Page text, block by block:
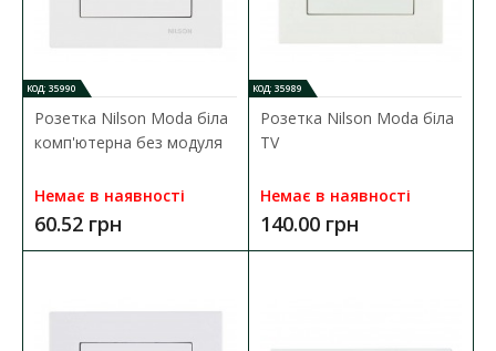
Вимикач Nilson Moda білий 1кл з підсвіткою
Наявність: Немає в наявності
Вимикач Nilson Moda встановлюється в мережу зі змінною
36.38 грн
КОД: 35990
Розетка Nilson Moda біла
комп'ютерна без модуля
Немає в наявності
60.52 грн
КОД: 35989
Розетка Nilson Moda біла
ТV
Немає в наявності
140.00 грн